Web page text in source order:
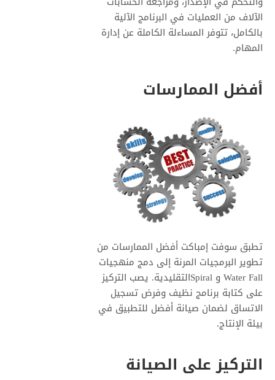
الآلاف من العمليات في البرنامج الآلية
بالكامل، تتوفر المساءلة الكاملة عن إدارة
المهام.
أفضل الممارسات
تطبق سوفت إمباكت أفضل الممارسات من
تطوير البرمجيات المرنة إلى دمج منهجيات
Water Fall و Spiralالتقليدية. يصب التركيز
على كتابة برنامج نظيف وفرض تسجيل
الاتساق لضمان صيانة أفضل للتطبيق في
بيئة الإنتاج.
التركيز على الصيانة